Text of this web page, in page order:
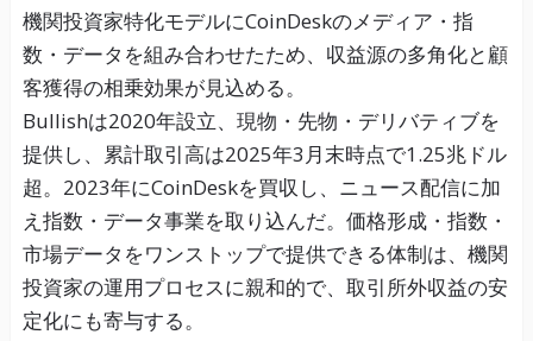
機関投資家特化モデルにCoinDeskのメディア・指
数・データを組み合わせたため、収益源の多角化と顧
客獲得の相乗効果が見込める。
Bullishは2020年設立、現物・先物・デリバティブを
提供し、累計取引高は2025年3月末時点で1.25兆ドル
超。2023年にCoinDeskを買収し、ニュース配信に加
え指数・データ事業を取り込んだ。価格形成・指数・
市場データをワンストップで提供できる体制は、機関
投資家の運用プロセスに親和的で、取引所外収益の安
定化にも寄与する。